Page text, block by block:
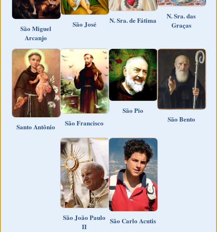
São Miguel
Arcanjo
São José N. Sra. de Fátima
N. Sra. das
Graças
Santo Antônio São Francisco
São Pio
São Bento
São João Paulo
II
São Carlo Acutis